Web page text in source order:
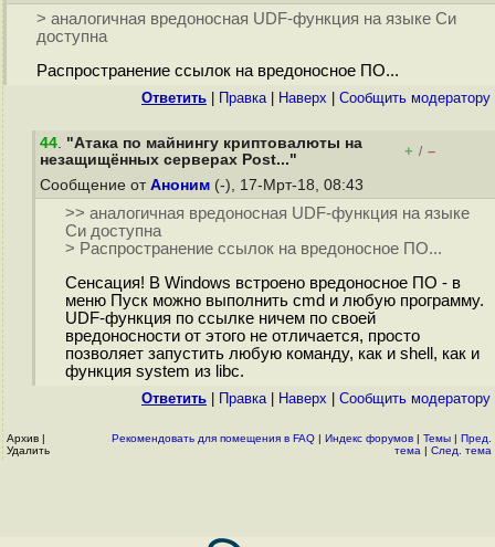
> аналогичная вредоносная UDF-функция на языке Си
доступна
Распространение ссылок на вредоносное ПО...
Ответить Правка| Наверх Cообщить модератору
44. "Атака по майнингу криптовалюты на
незащищённых серверах Post..."
+ / –
Сообщение от Аноним (-), 17-Мрт-18, 08:43
>> аналогичная вредоносная UDF-функция на языке
Си доступна
> Распространение ссылок на вредоносное ПО...
Сенсация! В Windows встроено вредоносное ПО - в
меню Пуск можно выполнить cmd и любую программу.
UDF-функция по ссылке ничем по своей
вредоносности от этого не отличается, просто
позволяет запустить любую команду, как и shell, как и
функция system из libc.
Ответить Правка| Наверх Cообщить модератору
Архив |
Удалить
Рекомендовать для помещения в FAQ | Индекс форумов | Темы | Пред.
тема | След. тема